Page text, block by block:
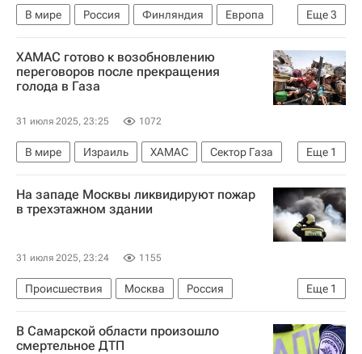
Еще3
В мире Россия Финляндия
Европа
Максим Буякевич
ОБСЕ ООН
ХАМАС готово к возобновлению
переговоров после прекращения
голода в Газа
31 июля 2025, 23:25 1072
Еще 1
В мире Израиль ХАМАС
Сектор Газа
Обострение палестино-израильского конфликта
На западе Москвы ликвидируют пожар
в трехэтажном здании
31 июля 2025, 23:24 1155
Еще 1
Происшествия Москва
Россия
МЧС России (Министерство РФ по делам гражданской обороны, чрезвычайным ситуациям и ликвидации последствий стихийных бедствий)
В Самарской области произошло
смертельное ДТП